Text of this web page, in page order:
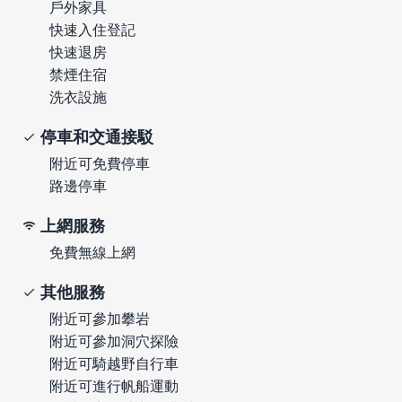
戶外家具
快速入住登記
快速退房
禁煙住宿
洗衣設施
停車和交通接駁
附近可免費停車
路邊停車
上網服務
免費無線上網
其他服務
附近可參加攀岩
附近可參加洞穴探險
附近可騎越野自行車
附近可進行帆船運動